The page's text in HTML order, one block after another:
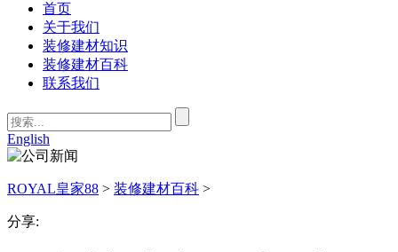
首页
关于我们
装修建材知识
装修建材百科
联系我们
English
ROYAL皇家88 > 装修建材百科 >
分享: